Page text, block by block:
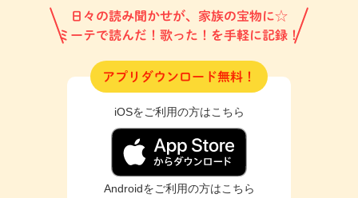
日々の読み聞かせが、家族の宝物に☆
ミーテで読んだ！歌った！を手軽に記録！
アプリダウンロード無料！
iOSをご利用の方はこちら
Androidをご利用の方はこちら